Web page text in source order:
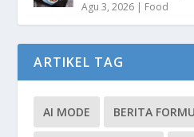
Agu 3, 2026 | Food
ARTIKEL TAG
AI MODE BERITA